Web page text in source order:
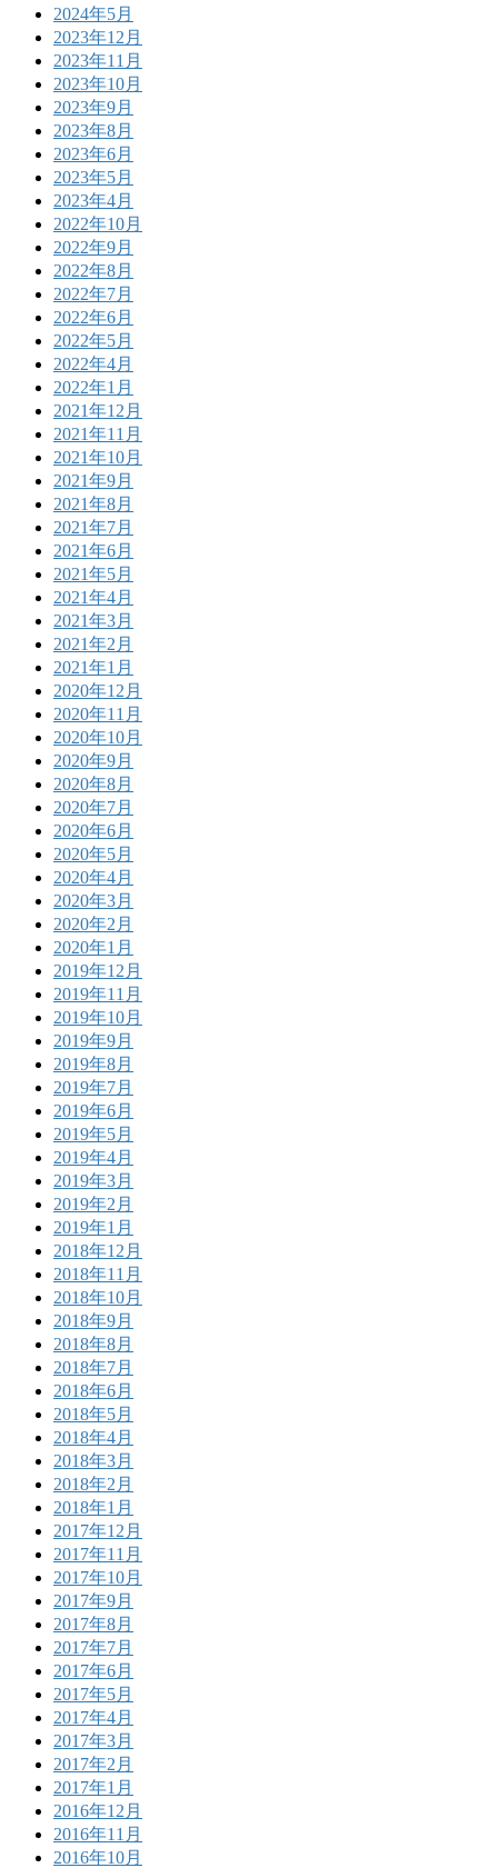
2024年5月
2023年12月
2023年11月
2023年10月
2023年9月
2023年8月
2023年6月
2023年5月
2023年4月
2022年10月
2022年9月
2022年8月
2022年7月
2022年6月
2022年5月
2022年4月
2022年1月
2021年12月
2021年11月
2021年10月
2021年9月
2021年8月
2021年7月
2021年6月
2021年5月
2021年4月
2021年3月
2021年2月
2021年1月
2020年12月
2020年11月
2020年10月
2020年9月
2020年8月
2020年7月
2020年6月
2020年5月
2020年4月
2020年3月
2020年2月
2020年1月
2019年12月
2019年11月
2019年10月
2019年9月
2019年8月
2019年7月
2019年6月
2019年5月
2019年4月
2019年3月
2019年2月
2019年1月
2018年12月
2018年11月
2018年10月
2018年9月
2018年8月
2018年7月
2018年6月
2018年5月
2018年4月
2018年3月
2018年2月
2018年1月
2017年12月
2017年11月
2017年10月
2017年9月
2017年8月
2017年7月
2017年6月
2017年5月
2017年4月
2017年3月
2017年2月
2017年1月
2016年12月
2016年11月
2016年10月